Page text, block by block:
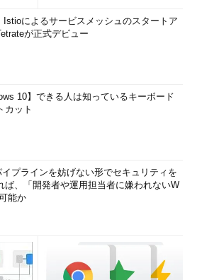
Istioによるサービスメッシュのスタートア
が正式デビュー
10】できる人は知っているキーボード
カット
プラインを妨げない形でセキュリティを
ば、「開発者や運用担当者に嫌われないW
能か